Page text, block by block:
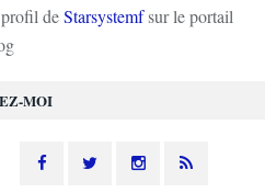
MOI
deStarsystemfsur le portail